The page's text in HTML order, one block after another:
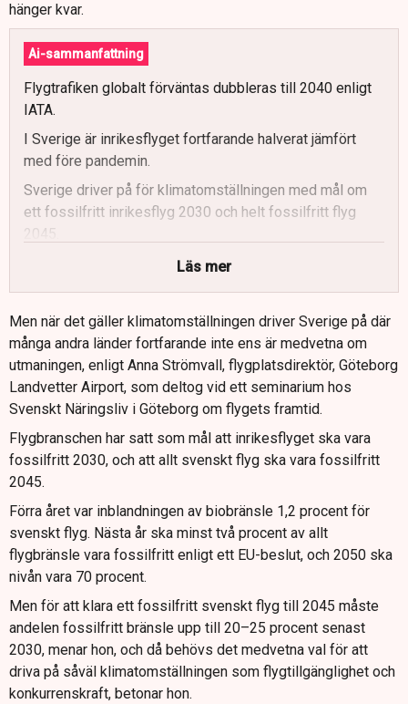
hänger kvar.
Ai-sammanfattning
Flygtrafiken globalt förväntas dubbleras till 2040 enligt
IATA.
I Sverige är inrikesflyget fortfarande halverat jämfört
med före pandemin.
Sverige driver på för klimatomställningen med mål om
ett fossilfritt inrikesflyg 2030 och helt fossilfritt flyg
2045.
Drivmedelsbolaget Preem satsar på att producera 600
Politiskt stöd och långsiktighet är avgörande för
investeringar i hållbart flygbränsle och ny flygteknik.
Läs mer
Men när det gäller klimatomställningen driver Sverige på där
många andra länder fortfarande inte ens är medvetna om
utmaningen, enligt Anna Strömvall, flygplatsdirektör, Göteborg
Landvetter Airport, som deltog vid ett seminarium hos
Svenskt Näringsliv i Göteborg om flygets framtid.
Flygbranschen har satt som mål att inrikesflyget ska vara
fossilfritt 2030, och att allt svenskt flyg ska vara fossilfritt
2045.
Förra året var inblandningen av biobränsle 1,2 procent för
svenskt flyg. Nästa år ska minst två procent av allt
flygbränsle vara fossilfritt enligt ett EU-beslut, och 2050 ska
nivån vara 70 procent.
Men för att klara ett fossilfritt svenskt flyg till 2045 måste
andelen fossilfritt bränsle upp till 20–25 procent senast
2030, menar hon, och då behövs det medvetna val för att
driva på såväl klimatomställningen som flygtillgänglighet och
konkurrenskraft, betonar hon.